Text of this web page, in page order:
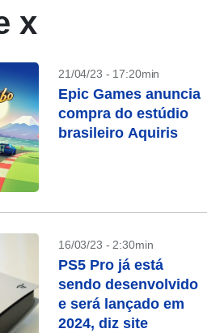
x
21/04/23 - 17:20min
Epic Games anuncia
compra do estúdio
brasileiro Aquiris
16/03/23 - 2:30min
PS5 Pro já está
sendo desenvolvido
e será lançado em
2024, diz site